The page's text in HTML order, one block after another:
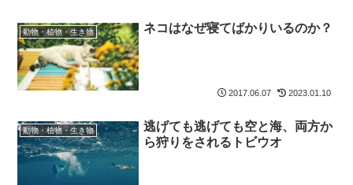
動物・植物・生き物 ネコはなぜ寝てばかりいるのか？
2017.06.07 2023.01.10
動物・植物・生き物
逃げても逃げても空と海、両方か
ら狩りをされるトビウオ